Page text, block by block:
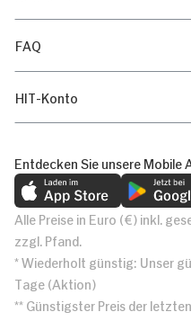
FAQ
HIT-Konto
Entdecken Sie unsere Mobile
Alle Preise in Euro (€) inkl.
zzgl. Pfand.
* Wiederholt günstig: Unser
Tage (Aktion)
** Günstigster Preis der